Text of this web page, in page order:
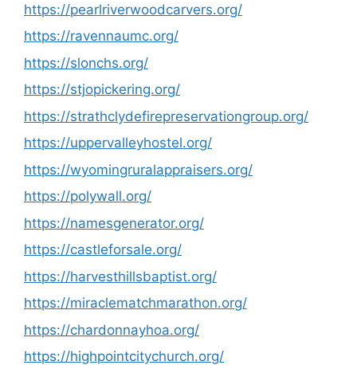
https://pearlriverwoodcarvers.org/
https://ravennaumc.org/
https://slonchs.org/
https://stjopickering.org/
https://strathclydefirepreservationgroup.org/
https://uppervalleyhostel.org/
https://wyomingruralappraisers.org/
https://polywall.org/
https://namesgenerator.org/
https://castleforsale.org/
https://harvesthillsbaptist.org/
https://miraclematchmarathon.org/
https://chardonnayhoa.org/
https://highpointcitychurch.org/